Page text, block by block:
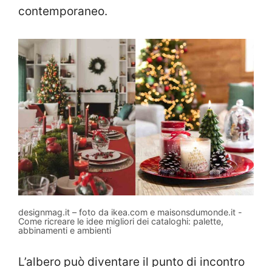
contemporaneo.
designmag.it – foto da ikea.com e maisonsdumonde.it -
Come ricreare le idee migliori dei cataloghi: palette,
abbinamenti e ambienti
L’albero può diventare il punto di incontro